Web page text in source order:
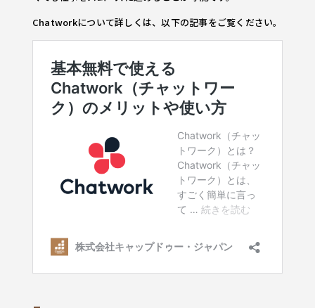
Chatworkについて詳しくは、以下の記事をご覧ください。